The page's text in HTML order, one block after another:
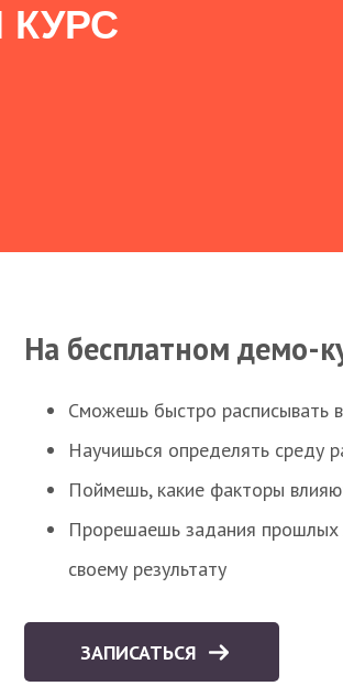
На бесплатном демо-
Сможешь быстро расписывать
Научишься определять среду
Поймешь, какие факторы
Прорешаешь задания прошлых
своему результату
ЗАПИСАТЬСЯ